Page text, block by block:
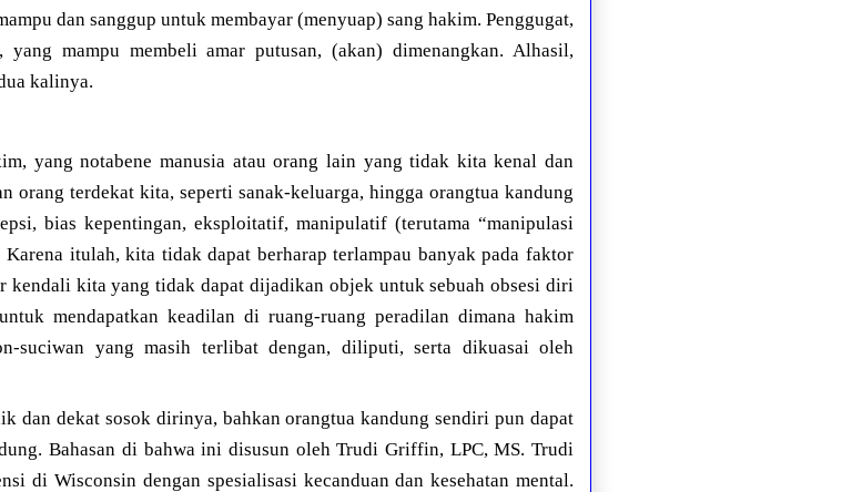
dan sanggup untuk membayar (menyuap) sang hakim. Penggugat,
yang mampu membeli amar putusan, (akan) dimenangkan. Alhasil,
kalinya.
yang notabene manusia atau orang lain yang tidak kita kenal dan
orang terdekat kita, seperti sanak-keluarga, hingga orangtua kandung
bias kepentingan, eksploitatif, manipulatif (terutama “manipulasi
itulah, kita tidak dapat berharap terlampau banyak pada faktor
kendali kita yang tidak dapat dijadikan objek untuk sebuah obsesi diri
mendapatkan keadilan di ruang-ruang peradilan dimana hakim
suciwan yang masih terlibat dengan, diliputi, serta dikuasai oleh
dan dekat sosok dirinya, bahkan orangtua kandung sendiri pun dapat
Bahasan di bahwa ini disusun oleh Trudi Griffin, LPC, MS. Trudi
di Wisconsin dengan spesialisasi kecanduan dan kesehatan mental.